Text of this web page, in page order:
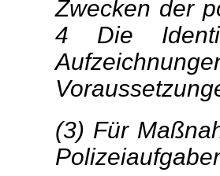
Zwecken der
4 Die
(3) Für